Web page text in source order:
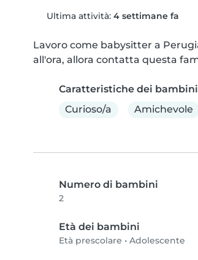
Ultima attività: 4 settimane fa
Lavoro come babysitter a
all'ora, allora contatta questa
Caratteristiche dei bambini
Curioso/a
Amichevole
Numero di bambini
2
Età dei bambini
Età prescolare • Adolescente